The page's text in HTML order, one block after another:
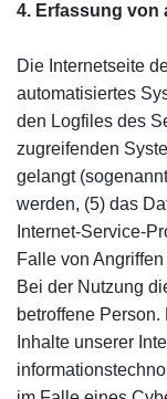
4. Erfassung von
Die Internetseite
automatisiertes
den Logfiles des
zugreifenden
gelangt
werden, (5) das
Internet-Service-
Falle von
Bei der Nutzung
betroffene
Inhalte unserer